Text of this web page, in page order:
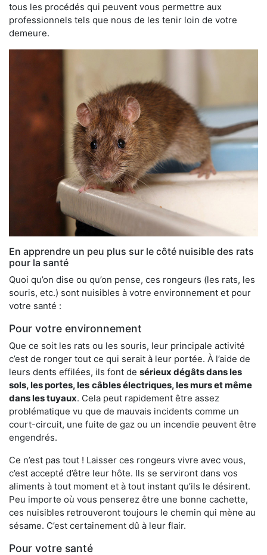
tous les procédés qui peuvent vous permettre aux
professionnels tels que nous de les tenir loin de votre
demeure.
En apprendre un peu plus sur le côté nuisible des rats
pour la santé
Quoi qu’on dise ou qu’on pense, ces rongeurs (les rats, les
souris, etc.) sont nuisibles à votre environnement et pour
votre santé :
Pour votre environnement
Que ce soit les rats ou les souris, leur principale activité
c’est de ronger tout ce qui serait à leur portée. À l’aide de
leurs dents effilées, ils font de sérieux dégâts dans les
sols, les portes, les câbles électriques, les murs et même
dans les tuyaux. Cela peut rapidement être assez
problématique vu que de mauvais incidents comme un
court-circuit, une fuite de gaz ou un incendie peuvent être
engendrés.
Ce n’est pas tout ! Laisser ces rongeurs vivre avec vous,
c’est accepté d’être leur hôte. Ils se serviront dans vos
aliments à tout moment et à tout instant qu’ils le désirent.
Peu importe où vous penserez être une bonne cachette,
ces nuisibles retrouveront toujours le chemin qui mène au
sésame. C’est certainement dû à leur flair.
Pour votre santé